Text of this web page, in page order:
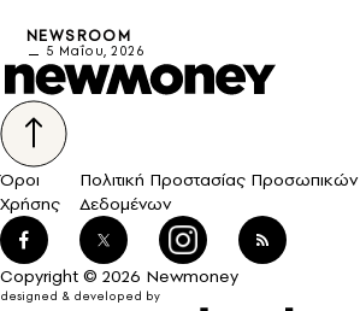
NEWSROOM
5 Μαΐου, 2026
Όροι
Χρήσης
Πολιτική Προστασίας Προσωπικών
Δεδομένων
Copyright © 2026 Newmoney
designed & developed by